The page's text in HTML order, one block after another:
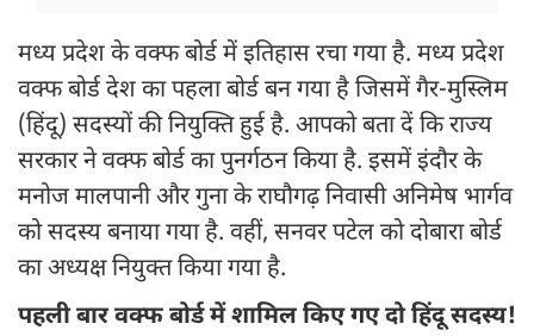
मध्य प्रदेश के वक्फ बोर्ड में इतिहास रचा गया है. मध्य प्रदेश
वक्फ बोर्ड देश का पहला बोर्ड बन गया है जिसमें गैर-मुस्लिम
(हिंदू) सदस्यों की नियुक्ति हुई है. आपको बता दें कि राज्य
सरकार ने वक्फ बोर्ड का पुनर्गठन किया है. इसमें इंदौर के
मनोज मालपानी और गुना के राघौगढ़ निवासी अनिमेष भार्गव
को सदस्य बनाया गया है. वहीं, सनवर पटेल को दोबारा बोर्ड
का अध्यक्ष नियुक्त किया गया है.
पहली बार वक्फ बोर्ड में शामिल किए गए दो हिंदू सदस्य!